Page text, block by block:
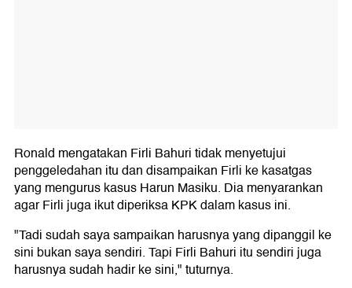
Ronald mengatakan Firli Bahuri tidak menyetujui
penggeledahan itu dan disampaikan Firli ke kasatgas
yang mengurus kasus Harun Masiku. Dia menyarankan
agar Firli juga ikut diperiksa KPK dalam kasus ini.
"Tadi sudah saya sampaikan harusnya yang dipanggil ke
sini bukan saya sendiri. Tapi Firli Bahuri itu sendiri juga
harusnya sudah hadir ke sini," tuturnya.